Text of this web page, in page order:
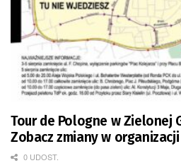
Tour de Pologne w Zielonej
Zobacz zmiany w organizacji
0 UDOST.